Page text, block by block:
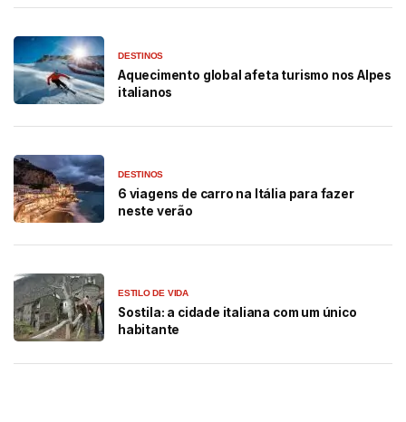
DESTINOS
Aquecimento global afeta turismo nos Alpes
italianos
DESTINOS
6 viagens de carro na Itália para fazer
neste verão
ESTILO DE VIDA
Sostila: a cidade italiana com um único
habitante